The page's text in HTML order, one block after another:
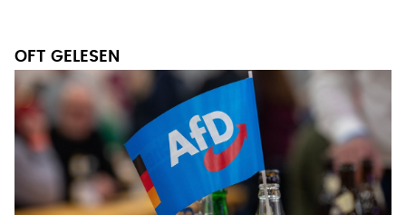
VERBOTSANTRAG MIT CHANCEN?
Juristisches Gutachten: AfD ist